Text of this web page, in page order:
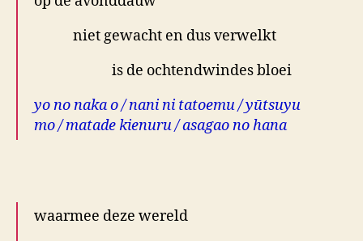
niet gewacht en dus verwelkt
is de ochtendwindes bloei
yo no naka o / nani ni tatoemu / yūtsuyu
mo / matade kienuru / asagao no hana
waarmee deze wereld